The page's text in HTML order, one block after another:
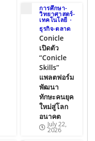
การศึกษา-
วิทยาศาสตร์-
เทคโนโลยี
ธุรกิจ-ตลาด
Conicle
เปิดตัว
“Conicle
Skills”
แพลตฟอร์ม
พัฒนา
ทักษะคนยุค
ใหม่สู่โลก
อนาคต
July 22,
2026